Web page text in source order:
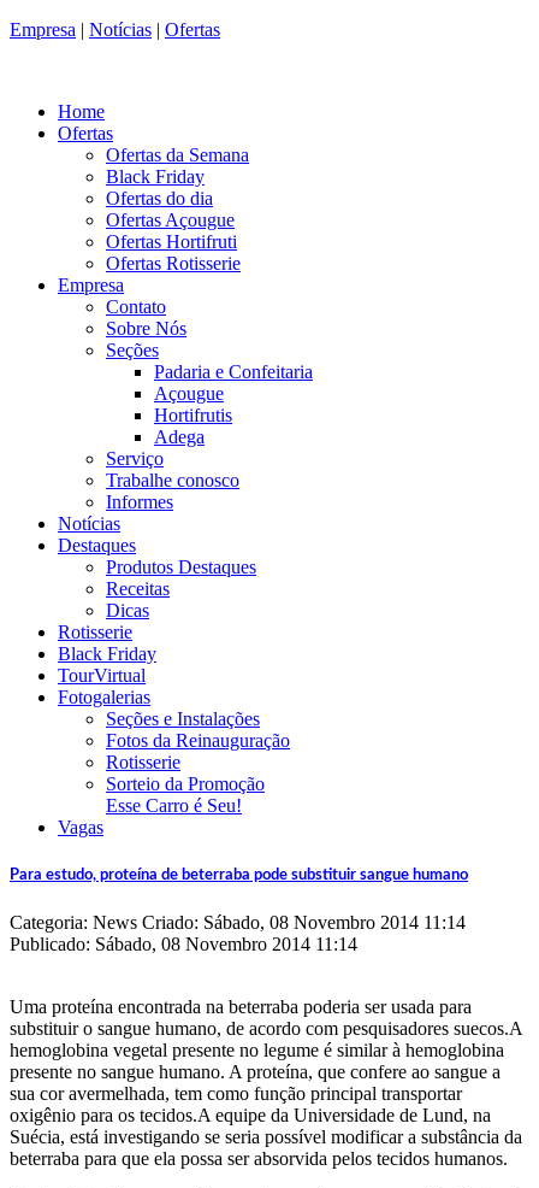
Empresa | Notícias | Ofertas
Home
Ofertas
Ofertas da Semana
Black Friday
Ofertas do dia
Ofertas Açougue
Ofertas Hortifruti
Ofertas Rotisserie
Empresa
Contato
Sobre Nós
Seções
Padaria e Confeitaria
Açougue
Hortifrutis
Adega
Serviço
Trabalhe conosco
Informes
Notícias
Destaques
Produtos Destaques
Receitas
Dicas
Rotisserie
Black Friday
TourVirtual
Fotogalerias
Seções e Instalações
Fotos da Reinauguração
Rotisserie
Sorteio da Promoção
Esse Carro é Seu!
Vagas
Para estudo, proteína de beterraba pode substituir sangue humano
Categoria: News Criado: Sábado, 08 Novembro 2014 11:14
Publicado: Sábado, 08 Novembro 2014 11:14
Uma proteína encontrada na beterraba poderia ser usada para
substituir o sangue humano, de acordo com pesquisadores suecos.A
hemoglobina vegetal presente no legume é similar à hemoglobina
presente no sangue humano. A proteína, que confere ao sangue a
sua cor avermelhada, tem como função principal transportar
oxigênio para os tecidos.A equipe da Universidade de Lund, na
Suécia, está investigando se seria possível modificar a substância da
beterraba para que ela possa ser absorvida pelos tecidos humanos.